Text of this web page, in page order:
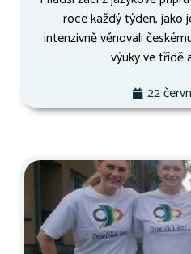
roce každý týden, jako
intenzivně věnovali
výuky ve třídě
22